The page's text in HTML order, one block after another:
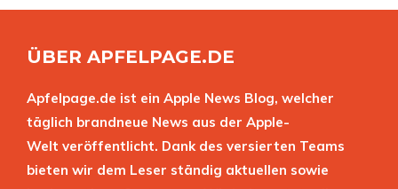
ÜBER APFELPAGE.DE
Apfelpage.de ist ein Apple News Blog, welcher
täglich brandneue News aus der Apple-
Welt veröffentlicht. Dank des versierten Teams
bieten wir dem Leser ständig aktuellen sowie